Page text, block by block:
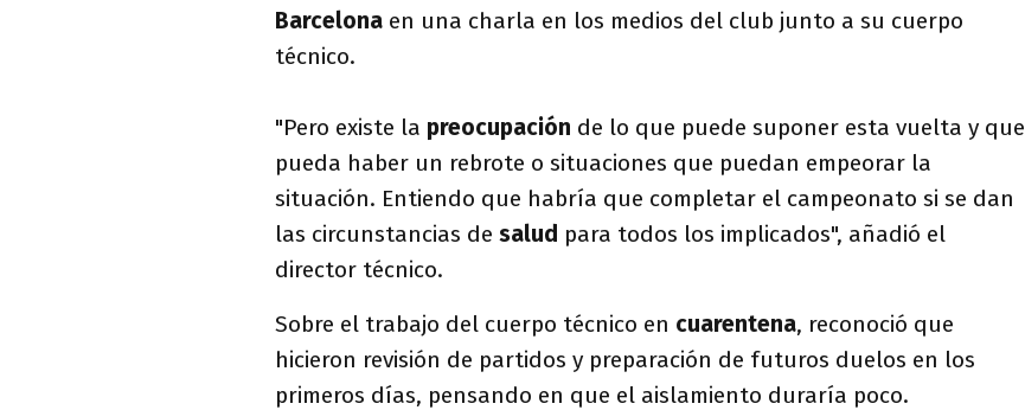
Barcelona en una charla en los medios del club junto a su cuerpo
técnico.
"Pero existe la preocupación de lo que puede suponer esta vuelta y que
pueda haber un rebrote o situaciones que puedan empeorar la
situación. Entiendo que habría que completar el campeonato si se dan
las circunstancias de salud para todos los implicados", añadió el
director técnico.
Sobre el trabajo del cuerpo técnico en cuarentena, reconoció que
hicieron revisión de partidos y preparación de futuros duelos en los
primeros días, pensando en que el aislamiento duraría poco.